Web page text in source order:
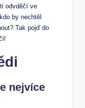
odvděčí ‍ve
by nechtěl
Tak pojď do
nejvíce